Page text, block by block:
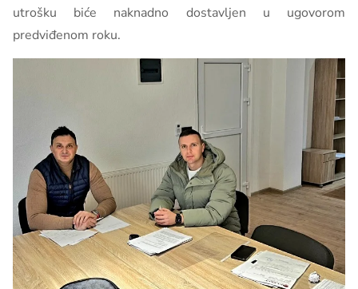
utrošku biće naknadno dostavljen u ugovorom
predviđenom roku.